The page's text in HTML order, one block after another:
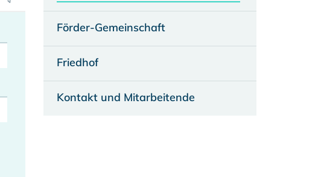
Förder-Gemeinschaft
Friedhof
Kontakt und Mitarbeitende